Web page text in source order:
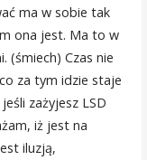
ma w sobie tak
ona jest. Ma to w
(śmiech) Czas nie
za tym idzie staje
zażyjesz LSD
iż jest na
iluzją,